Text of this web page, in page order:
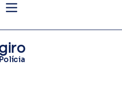
Polícia